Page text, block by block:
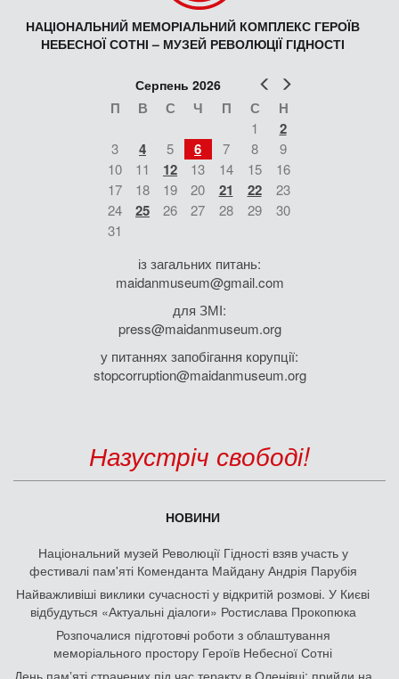
НАЦІОНАЛЬНИЙ МЕМОРІАЛЬНИЙ КОМПЛЕКС ГЕРОЇВ
НЕБЕСНОЇ СОТНІ – МУЗЕЙ РЕВОЛЮЦІЇ ГІДНОСТІ
Попер
Серпень 2026
П В С Ч П С Н
1 2
3 4 5 6 7 8
9
10
11 12 13 14 15
16
17
18 19 20 21 22
23
24
25 26 27 28 29
30
31
із загальних питань:
maidanmuseum@gmail.com
для ЗМІ:
press@maidanmuseum.org
у питаннях запобігання корупції:
stopcorruption@maidanmuseum.org
Назустріч свободі!
НОВИНИ
Національний музей Революції Гідності взяв участь у
фестивалі пам'яті Коменданта Майдану Андрія Парубія
Найважливіші виклики сучасності у відкритій розмові. У Києві
відбудуться «Актуальні діалоги» Ростислава Прокопюка
Розпочалися підготовчі роботи з облаштування
меморіального простору Героїв Небесної Сотні